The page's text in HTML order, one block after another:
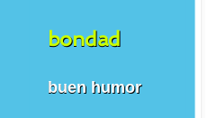
bondad
buen humor